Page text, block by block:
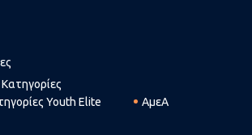
Youth Elite
ΑμεΑ